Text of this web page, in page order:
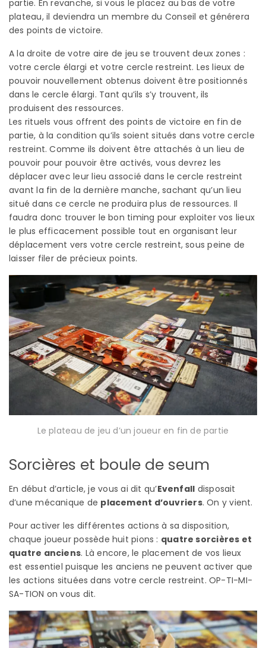
partie. En revanche, si vous le placez au bas de votre
plateau, il deviendra un membre du Conseil et générera
des points de victoire.
A la droite de votre aire de jeu se trouvent deux zones :
votre cercle élargi et votre cercle restreint. Les lieux de
pouvoir nouvellement obtenus doivent être positionnés
dans le cercle élargi. Tant qu’ils s’y trouvent, ils
produisent des ressources.
Les rituels vous offrent des points de victoire en fin de
partie, à la condition qu’ils soient situés dans votre cercle
restreint. Comme ils doivent être attachés à un lieu de
pouvoir pour pouvoir être activés, vous devrez les
déplacer avec leur lieu associé dans le cercle restreint
avant la fin de la dernière manche, sachant qu’un lieu
situé dans ce cercle ne produira plus de ressources. Il
faudra donc trouver le bon timing pour exploiter vos lieux
le plus efficacement possible tout en organisant leur
déplacement vers votre cercle restreint, sous peine de
laisser filer de précieux points.
Le plateau de jeu d’un joueur en fin de partie
Sorcières et boule de seum
En début d’article, je vous ai dit qu’Evenfall disposait
d’une mécanique de placement d’ouvriers. On y vient.
Pour activer les différentes actions à sa disposition,
chaque joueur possède huit pions : quatre sorcières et
quatre anciens. Là encore, le placement de vos lieux
est essentiel puisque les anciens ne peuvent activer que
les actions situées dans votre cercle restreint. OP-TI-MI-
SA-TION on vous dit.